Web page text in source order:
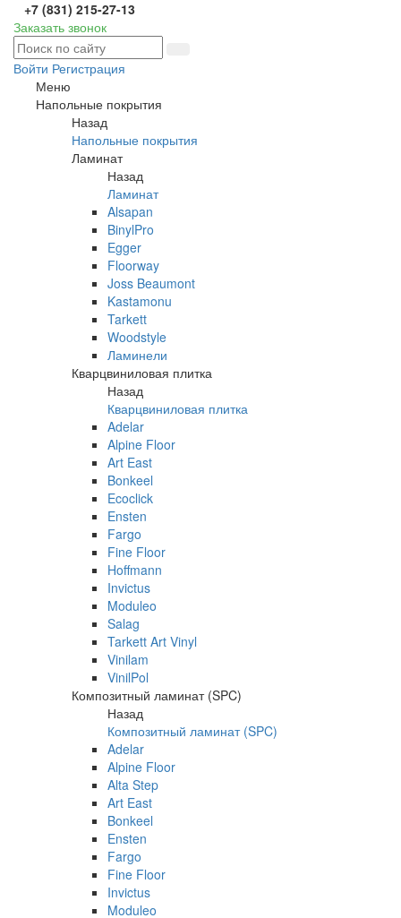
+7 (831) 215-27-13
Заказать звонок
Войти Регистрация
Меню
Напольные покрытия
Назад
Напольные покрытия
Ламинат
Назад
Ламинат
Alsapan
BinylPro
Egger
Floorway
Joss Beaumont
Kastamonu
Tarkett
Woodstyle
Ламинели
Кварцвиниловая плитка
Назад
Кварцвиниловая плитка
Adelar
Alpine Floor
Art East
Bonkeel
Ecoclick
Ensten
Fargo
Fine Floor
Hoffmann
Invictus
Moduleo
Salag
Tarkett Art Vinyl
Vinilam
VinilPol
Композитный ламинат (SPC)
Назад
Композитный ламинат (SPC)
Adelar
Alpine Floor
Alta Step
Art East
Bonkeel
Ensten
Fargo
Fine Floor
Invictus
Moduleo